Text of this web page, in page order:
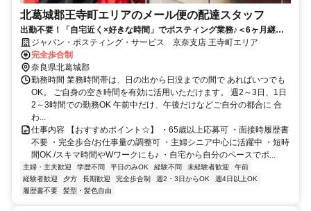
北葛城郡王寺町エリアのメール便の配達スタッフ
出勤不要！「自宅近く×好きな時間」でポスティング業務♪＜6ヶ月継続
勤務で合計2万円のプチボーナス＞
ジャパン・ポスティング・サービス 京奈支店 王寺町エリア
完全歩合制
奈良県北葛城郡
勤務時間 業務時間帯は、日の出から日没までの間で あればいつでも
OK。 ご自身の空き時間を有効に活用いただけます。 週2～3日、1日
2～3時間での勤務OK 午前中だけ、午後だけなどご自分の都合に 合
わ...
仕事内容 【おすすめポイント☆】 ・65歳以上応募可 ・面接時履歴書
不要 ・完全歩合/お仕事量の調整可 ・主婦シニア中心に活躍中 ・短時
間OK /スキマ時間やWワークにも♪ ・自宅から自分のペースでポ...
主婦・主夫歓迎 学歴不問 平日のみOK 経験不問 未経験者歓迎
午前
経験者歓迎
夕方 長期歓迎 完全歩合制 週2・3日からOK
週4日以上OK
履歴書不要
髪型・髪色自由